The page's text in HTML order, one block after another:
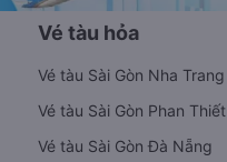
Vé tàu hỏa
Vé tàu Sài Gòn Nha Trang
Vé tàu Sài Gòn Phan Thiết
Vé tàu Sài Gòn Đà Nẵng